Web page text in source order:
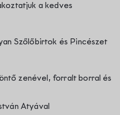
a kedves
Szőlőbirtok és Pincészet
zenével, forralt borral és
Atyával